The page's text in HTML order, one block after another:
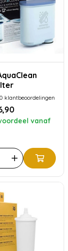
0 klantbeoordelingen
vanaf